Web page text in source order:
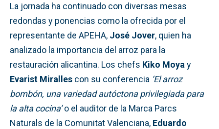
La jornada ha continuado con diversas mesas
redondas y ponencias como la ofrecida por el
representante de APEHA, José Jover, quien ha
analizado la importancia del arroz para la
restauración alicantina. Los chefs Kiko Moya y
Evarist Miralles con su conferencia ‘El arroz
bombón, una variedad autóctona privilegiada para
la alta cocina’o el auditor de la Marca Parcs
Naturals de la Comunitat Valenciana, Eduardo